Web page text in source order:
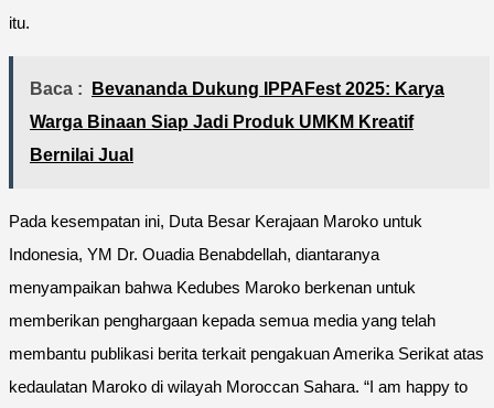
itu.
Baca :
Bevananda Dukung IPPAFest 2025: Karya
Warga Binaan Siap Jadi Produk UMKM Kreatif
Bernilai Jual
Pada kesempatan ini, Duta Besar Kerajaan Maroko untuk
Indonesia, YM Dr. Ouadia Benabdellah, diantaranya
menyampaikan bahwa Kedubes Maroko berkenan untuk
memberikan penghargaan kepada semua media yang telah
membantu publikasi berita terkait pengakuan Amerika Serikat atas
kedaulatan Maroko di wilayah Moroccan Sahara. “I am happy to